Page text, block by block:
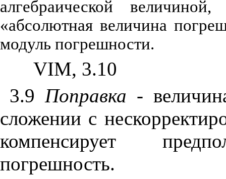
алгебраической
«абсолютная величина
модуль погрешности.
VIM, 3.10
3.9Поправка -
сложении с
компенсирует
погрешность.